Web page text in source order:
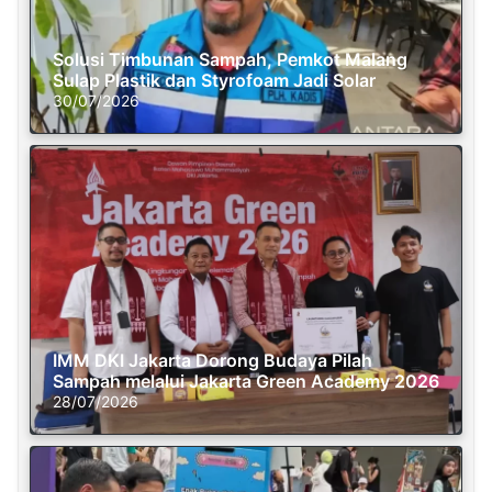
Solusi Timbunan Sampah, Pemkot Malang
Sulap Plastik dan Styrofoam Jadi Solar
30/07/2026
IMM DKI Jakarta Dorong Budaya Pilah
Sampah melalui Jakarta Green Academy 2026
28/07/2026